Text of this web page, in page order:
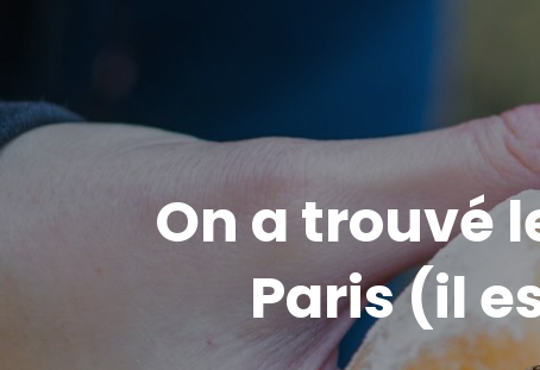
On a trouvé
Paris (il